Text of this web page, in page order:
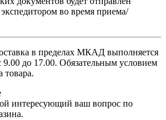
во время приема/
в пределах МКАД выполняется
9.00 до 17.00. Обязательным условием
товара.
интересующий ваш вопрос по